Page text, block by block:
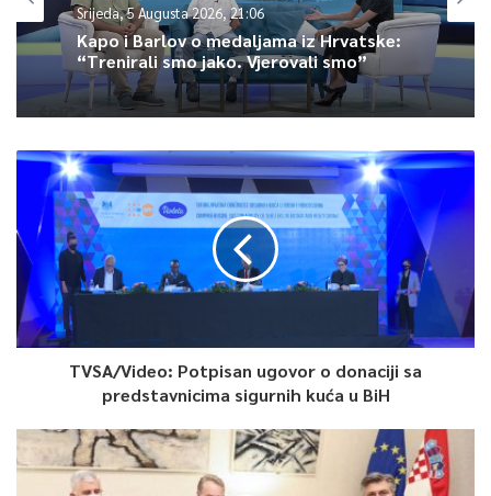
Vlasti u Krajini – koja dijeli izuzetno poroznu granicu od 1.000
kilometara s članicom Evropske unije Hrvatskom i zbog toga
je glavni žrijeb za migrante koji prelaze Bosnu – tvrde da oni
zemlje ne uspijevaju uskočiti i pomoći.
EU je do sada Bosni osigurala 60 miliona eura ili 70 miliona
dolara za hitne slučajeve, najviše za sedam migrantskih
centara, uključujući pet u Krajini, koji mogu primiti više od 7.000
ljudi.
tjeraju migrante u pusta područja da se sami snalaze, bez
Organizacije za pomoć i volonteri koji pomažu migrantima na
Srijeda, 5 Augusta 2026, 21:06
Kapo i Barlov o medaljama iz Hrvatske:
“Trenirali smo jako. Vjerovali smo”
TVSA/Video: Potpisan ugovor o donaciji sa
predstavnicima sigurnih kuća u BiH